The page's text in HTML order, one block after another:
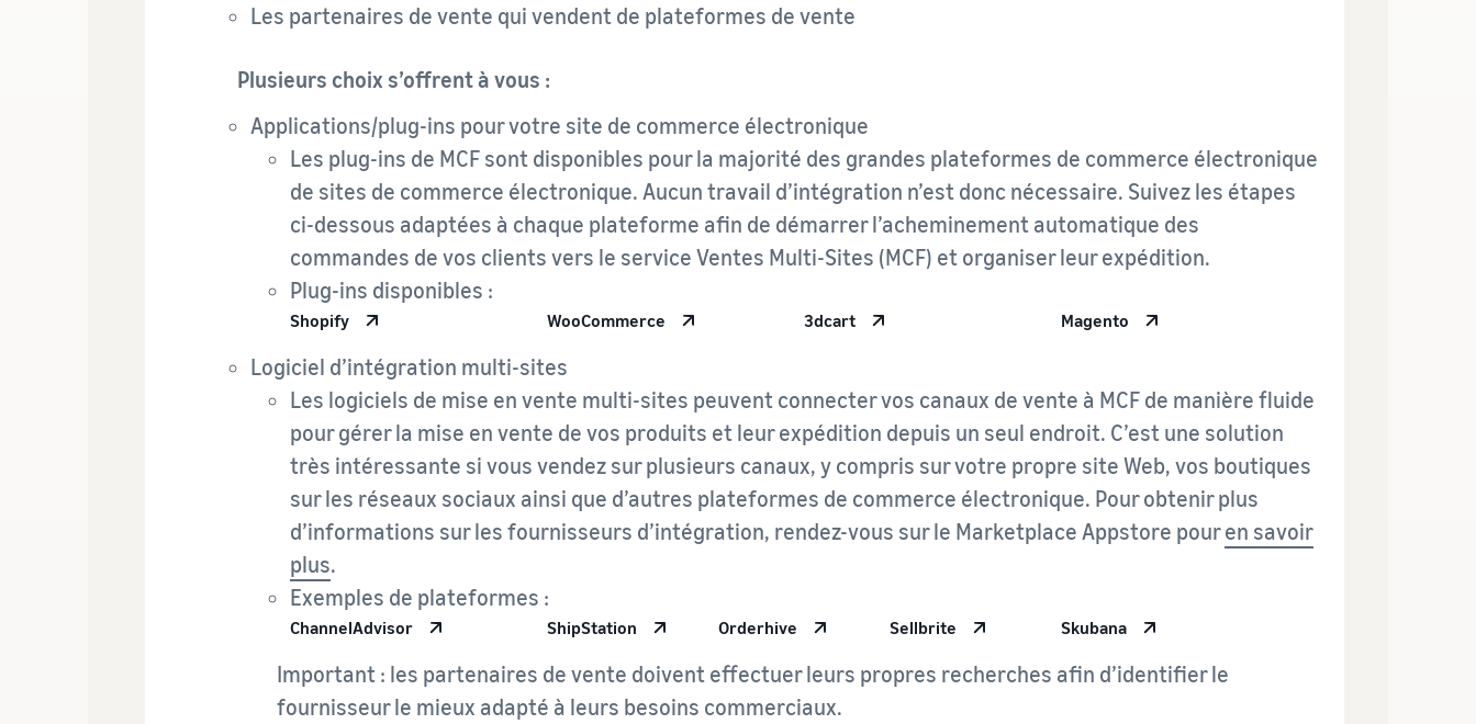
Les partenaires de vente qui vendent de plateformes de vente
Plusieurs choix s’offrent à vous :
Applications/plug-ins pour votre site de commerce électronique
Les plug-ins de MCF sont disponibles pour la majorité des grandes plateformes de commerce électronique
de sites de commerce électronique. Aucun travail d’intégration n’est donc nécessaire. Suivez les étapes
ci-dessous adaptées à chaque plateforme afin de démarrer l’acheminement automatique des
commandes de vos clients vers le service Ventes Multi-Sites (MCF) et organiser leur expédition.
Plug-ins disponibles :
Shopify WooCommerce 3dcart Magento
Logiciel d’intégration multi-sites
Les logiciels de mise en vente multi-sites peuvent connecter vos canaux de vente à MCF de manière fluide
pour gérer la mise en vente de vos produits et leur expédition depuis un seul endroit. C’est une solution
très intéressante si vous vendez sur plusieurs canaux, y compris sur votre propre site Web, vos boutiques
sur les réseaux sociaux ainsi que d’autres plateformes de commerce électronique. Pour obtenir plus
d’informations sur les fournisseurs d’intégration, rendez-vous sur le Marketplace Appstore pouren savoir
plus.
Exemples de plateformes :
ChannelAdvisor ShipStation Orderhive Sellbrite Skubana
Important : les partenaires de vente doivent effectuer leurs propres recherches afin d’identifier le
fournisseur le mieux adapté à leurs besoins commerciaux.